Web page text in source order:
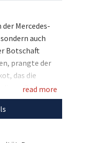
Mercedes-
auch
Botschaft
prangte der
das die
dieser Saison
Chance
Sinne zu
read more